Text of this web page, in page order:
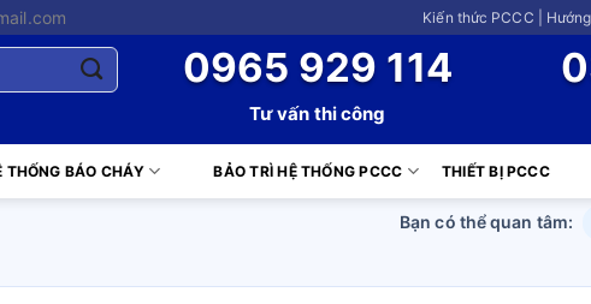
Kiến thức PCCC |
0965 929 114
Tư vấn thi công
THỐNG BÁO CHÁY BẢO TRÌ HỆ THỐNG PCCC THIẾT BỊ PCCC
Bạn có thể quan tâm: